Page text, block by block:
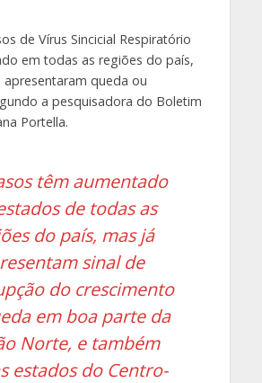
de Vírus Sincicial Respiratório
em todas as regiões do país,
queda ou
a pesquisadora do Boletim
Portella.
têm aumentado
de todas as
do país, mas já
sinal de
do crescimento
em boa parte da
Norte, e também
estados do Centro-